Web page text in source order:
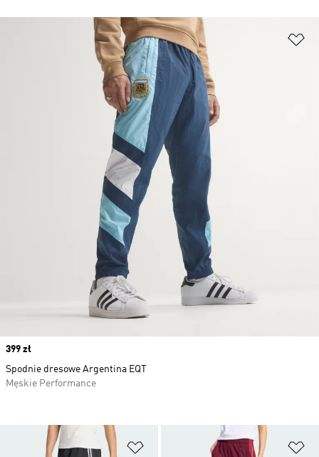
Dodaj do listy życzeń
Price
399 zł
Spodnie dresowe Argentina EQT
Męskie Performance